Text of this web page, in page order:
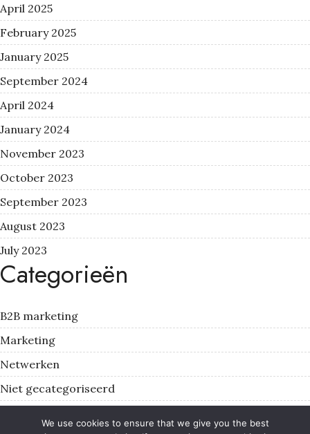
April 2025
February 2025
January 2025
September 2024
April 2024
January 2024
November 2023
October 2023
September 2023
August 2023
July 2023
Categorieën
B2B marketing
Marketing
Netwerken
Niet gecategoriseerd
We use cookies to ensure that we give you the best